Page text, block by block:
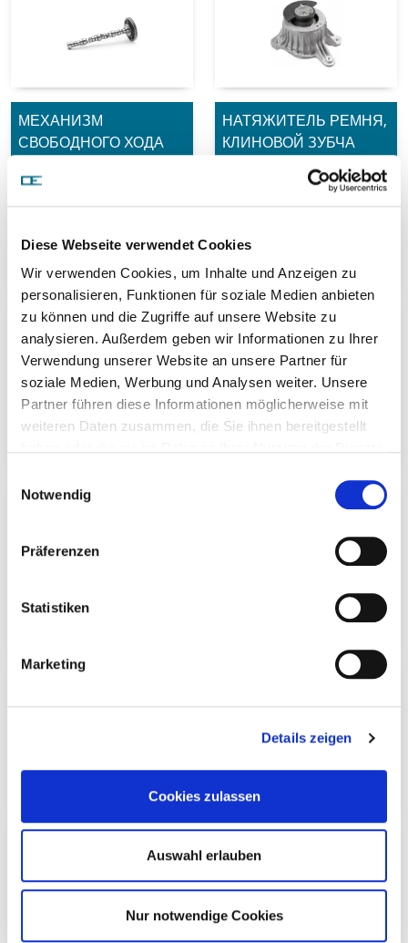
Diese Webseite verwendet Cookies
Wir verwenden Cookies, um Inhalte und Anzeigen zu
personalisieren, Funktionen für soziale Medien anbieten
zu können und die Zugriffe auf unsere Website zu
analysieren. Außerdem geben wir Informationen zu Ihrer
Verwendung unserer Website an unsere Partner für
soziale Medien, Werbung und Analysen weiter. Unsere
Partner führen diese Informationen möglicherweise mit
weiteren Daten zusammen, die Sie ihnen bereitgestellt
Notwendig
Präferenzen
Statistiken
Marketing
Details zeigen
Cookies zulassen
Auswahl erlauben
Nur notwendige Cookies
МЕХАНИЗМ
СВОБОДНОГО ХОДА
НАТЯЖИТЕЛЬ РЕМНЯ,
КЛИНОВОЙ ЗУБЧА
НАТЯЖНОЙ РОЛИК,
РЕМЕНЬ ГРМ
Охлаждение двигателя
Поршень/цилиндр в